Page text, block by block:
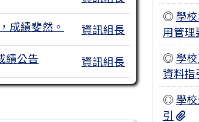
成績斐然。 資訊組長
績公告 資訊組長
◎ 學
用管理
◎ 學
資料指
◎ 學
引
學